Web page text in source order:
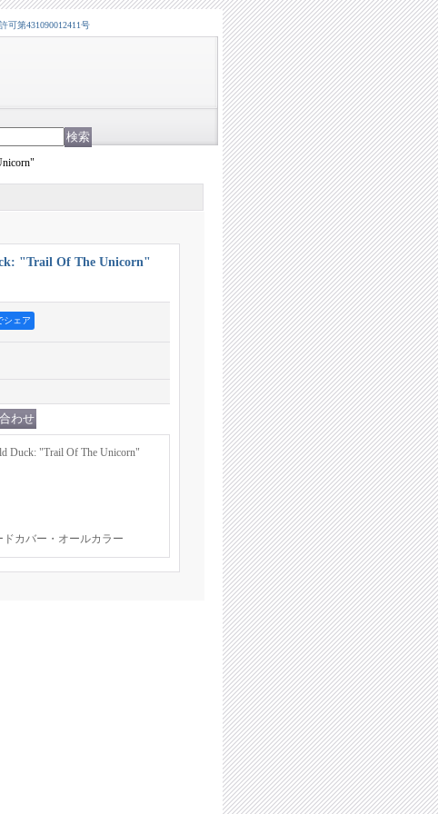
第431090012411号
"Trail Of The Unicorn"
シェア
Duck: "Trail Of The Unicorn"
ドカバー・オールカラー